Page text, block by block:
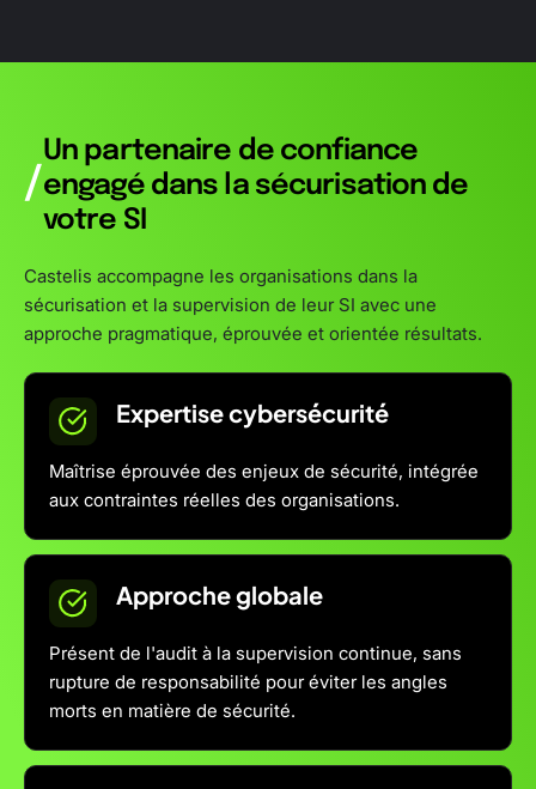
/
Un partenaire de confiance
engagé dans la sécurisation de
votre SI
Castelis accompagne les organisations dans la
sécurisation et la supervision de leur SI avec une
approche pragmatique, éprouvée et orientée résultats.
Expertise cybersécurité
Maîtrise éprouvée des enjeux de sécurité, intégrée
aux contraintes réelles des organisations.
Approche globale
Présent de l'audit à la supervision continue, sans
rupture de responsabilité pour éviter les angles
morts en matière de sécurité.